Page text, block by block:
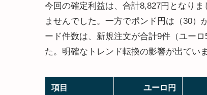
今回の確定利益は、合計8,827円となり
ませんでした。一方でポンド円は（30）
ード件数は、新規注文が合計9件（ユー
た。明確なトレンド転換の影響が出ていま
項目
ユーロ円